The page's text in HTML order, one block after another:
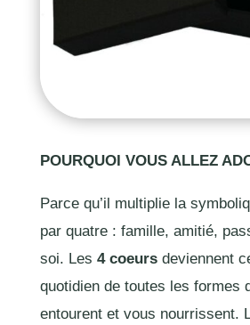
POURQUOI VOUS ALLEZ
Parce qu’il multiplie la
par quatre : famille, amitié,
soi. Les 4 coeursdeviennent
quotidien de toutes les formes
entourent et vous nourrissent.